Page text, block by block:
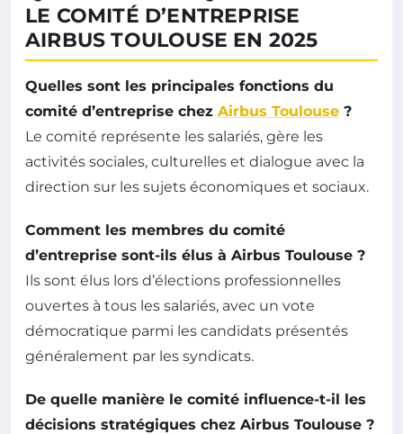
LE COMITÉ D’ENTREPRISE
AIRBUS TOULOUSE EN 2025
Quelles sont les principales fonctions du
comité d’entreprise chez Airbus Toulouse ?
Le comité représente les salariés, gère les
activités sociales, culturelles et dialogue avec la
direction sur les sujets économiques et sociaux.
Comment les membres du comité
d’entreprise sont-ils élus à Airbus Toulouse ?
Ils sont élus lors d’élections professionnelles
ouvertes à tous les salariés, avec un vote
démocratique parmi les candidats présentés
généralement par les syndicats.
De quelle manière le comité influence-t-il les
décisions stratégiques chez Airbus Toulouse ?